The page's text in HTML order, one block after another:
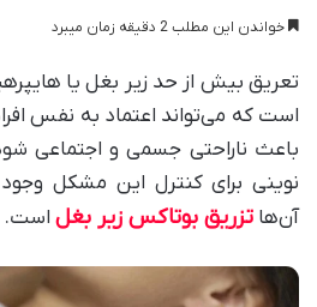
خواندن این مطلب 2 دقیقه زمان میبرد
تعریق بیش از حد زیر بغل یا
است که می‌تواند اعتماد به نفس
باعث ناراحتی جسمی و اجتماعی
نوینی برای کنترل این مشکل وجود
آن‌ها تزریق بوتاکس زیر بغل است.